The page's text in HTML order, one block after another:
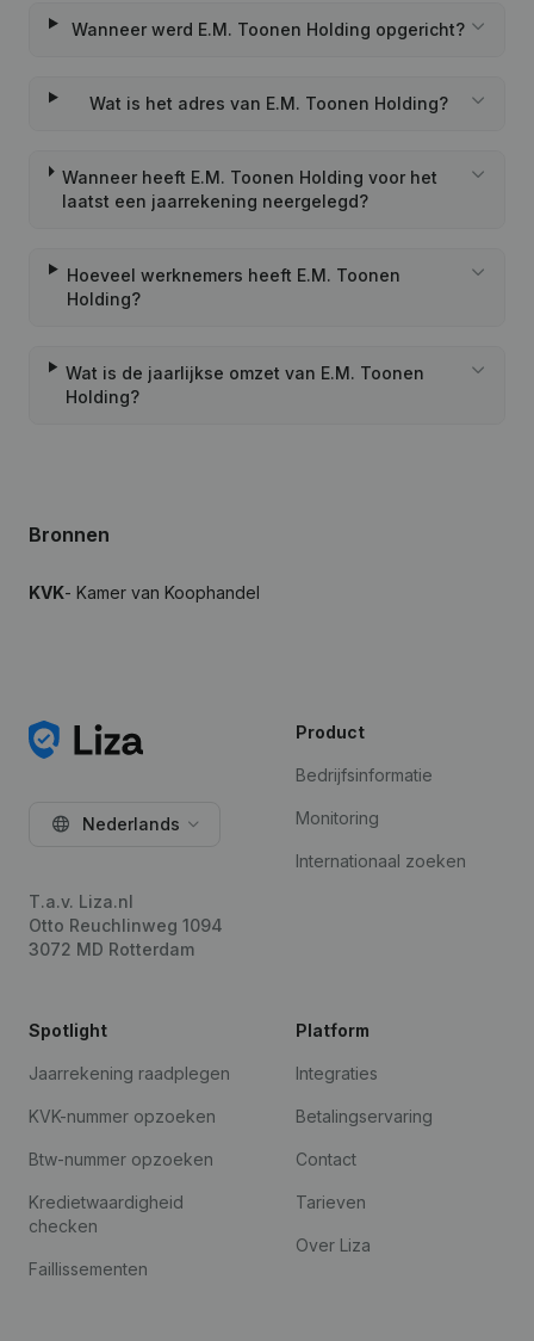
Wanneer werd E.M. Toonen Holding opgericht?
Wat is het adres van E.M. Toonen Holding?
Wanneer heeft E.M. Toonen Holding voor het
laatst een jaarrekening neergelegd?
Hoeveel werknemers heeft E.M. Toonen
Holding?
Wat is de jaarlijkse omzet van E.M. Toonen
Holding?
Bronnen
KVK- Kamer van Koophandel
Nederlands
T.a.v. Liza.nl
Otto Reuchlinweg 1094
3072 MD Rotterdam
Product
Bedrijfsinformatie
Monitoring
Internationaal zoeken
Spotlight
Jaarrekening raadplegen
KVK-nummer opzoeken
Btw-nummer opzoeken
Kredietwaardigheid
checken
Faillissementen
Platform
Integraties
Betalingservaring
Contact
Tarieven
Over Liza